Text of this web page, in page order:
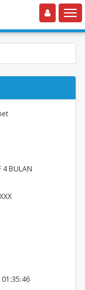
Toggle navigation
4 BULAN